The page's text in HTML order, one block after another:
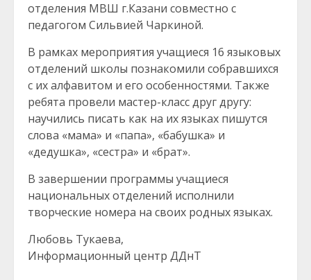
отделения МВШ г.Казани совместно с
педагогом Сильвией Чаркиной.
В рамках мероприятия учащиеся 16 языковых
отделений школы познакомили собравшихся
с их алфавитом и его особенностями. Также
ребята провели мастер-класс друг другу:
научились писать как на их языках пишутся
слова «мама» и «папа», «бабушка» и
«дедушка», «сестра» и «брат».
В завершении программы учащиеся
национальных отделений исполнили
творческие номера на своих родных языках.
Любовь Тукаева,
Информационный центр ДДнТ